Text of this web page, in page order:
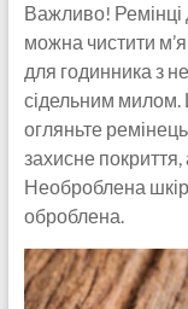
Важливо! Ремінці
можна чистити
для годинника з
сідельним милом.
огляньте
захисне
Необроблена
оброблена.